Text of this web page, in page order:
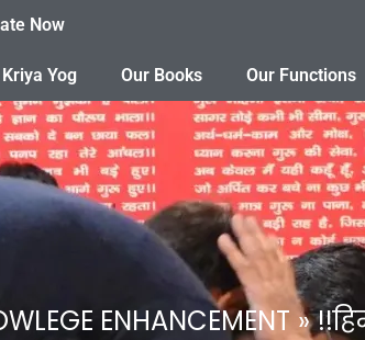
Now
Yog Our Books Our Functions
ENHANCEMENT